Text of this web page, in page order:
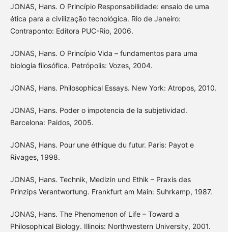
JONAS, Hans. O Princípio Responsabilidade: ensaio de uma
ética para a civilização tecnológica. Rio de Janeiro:
Contraponto: Editora PUC-Rio, 2006.
JONAS, Hans. O Princípio Vida – fundamentos para uma
biologia filosófica. Petrópolis: Vozes, 2004.
JONAS, Hans. Philosophical Essays. New York: Atropos, 2010.
JONAS, Hans. Poder o impotencia de la subjetividad.
Barcelona: Paidos, 2005.
JONAS, Hans. Pour une éthique du futur. Paris: Payot e
Rivages, 1998.
JONAS, Hans. Technik, Medizin und Ethik – Praxis des
Prinzips Verantwortung. Frankfurt am Main: Suhrkamp, 1987.
JONAS, Hans. The Phenomenon of Life – Toward a
Philosophical Biology. Illinois: Northwestern University, 2001.